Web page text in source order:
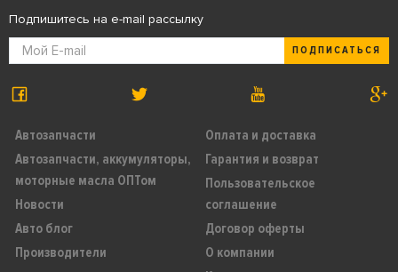
Автозапчасти
Автозапчасти, аккумуляторы,
моторные масла ОПТом
Новости
Авто блог
Производители
Оплата и доставка
Гарантия и возврат
Пользовательское
соглашение
Договор оферты
О компании
Подпишитесь на e-mail рассылку
ПОДПИСАТЬСЯ